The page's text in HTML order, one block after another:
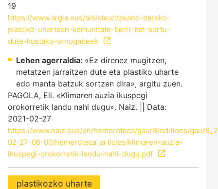
19
https://www.argia.eus/albistea/ozeano-bareko-
plastiko-uhartean-komunitate-berri-bat-sortu-
dute-kostako-ornogabeek
Lehen agerraldia: «Ez direnez mugitzen,
metatzen jarraitzen dute eta plastiko uharte
edo manta batzuk sortzen dira», argitu zuen.
PAGOLA, Eli. «Klimaren auzia ikuspegi
orokorretik landu nahi dugu». Naiz. || Data:
2021-02-27
https://www.naiz.eus/en/hemeroteca/gaur8/editions/
02-27-06-00/hemeroteca_articles/klimaren-auzia-
ikuspegi-orokorretik-landu-nahi-dugu.pdf
plastikozko uharte